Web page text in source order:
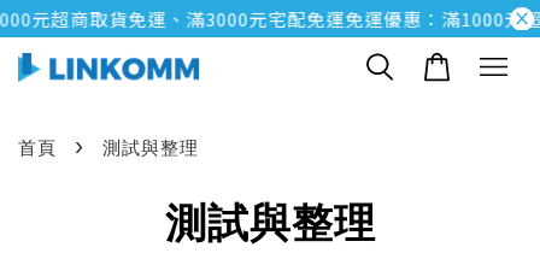
元超商取貨免運、滿3000元宅配免運免運優惠：滿1000元
首頁 › 測試與整理
測試與整理